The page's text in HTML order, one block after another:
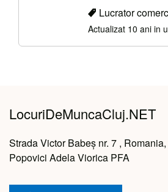
Lucrator
Actualizat 10 ani in
LocuriDeMuncaCluj.NET
Strada Victor Babeș nr. 7 ,
Popovici Adela Viorica PFA